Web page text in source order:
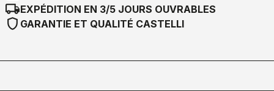
local_shippingEXPÉDITION EN 3/5 JOURS OUVRABLES
shield GARANTIE ET QUALITÉ CASTELLI